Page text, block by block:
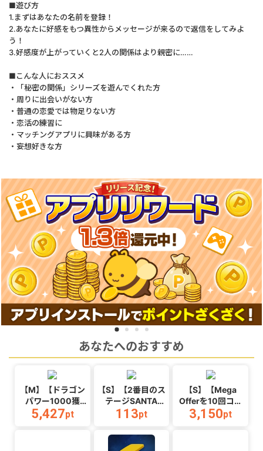
■遊び方
1.まずはあなたの名前を登録！
2.あなたに好感をもつ異性からメッセージが来るので返信をしてみよ
う！
3.好感度が上がっていくと2人の関係はより親密に……
■こんな人におススメ
・「秘密の関係」シリーズを遊んでくれた方
・周りに出会いがない方
・普通の恋愛では物足りない方
・恋活の練習に
・マッチングアプリに興味がある方
・妄想好きな方
あなたへのおすすめ
【M】【ドラゴン
パワー1000獲
得】マージドラゴ
ン_Android
5,427pt
【S】【2番目のス
テージSANTA
MONICA BEACH
WaterPark
Boys_Android
113pt
【S】【Mega
Offerを10回コン
プリートする】
Ball Hop_Android
3,150pt